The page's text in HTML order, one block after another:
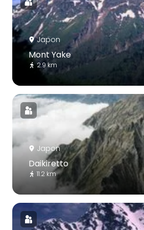
Japon
Mont Yake
2.9 km
Japon
Daikiretto
11.2 km